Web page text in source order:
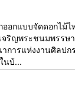
แบบจัดดอกไม้ไ
ริญพระชนมพรร
การแห่งงานศิลป
นบ้...